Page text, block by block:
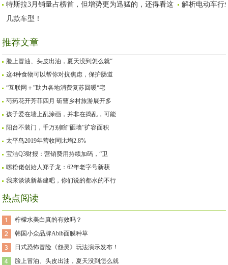
特斯拉3月销量占榜首，但增势更为迅猛的，还得看这
几款车型！
解析电动车行
推荐文章
脸上冒油、头皮出油，夏天没到怎么就“
这4种食物可以帮你对抗焦虑，保护肠道
“互联网＋”助力各地消费复苏回暖“宅
芍药花开芳菲四月 斫曹乡村旅游展开多
孩子爱在墙上乱涂画，并非在捣乱，可能
阳台不装门，千万别瞎“砸墙”扩容面积
太平鸟2019年营收同比增2.8%
宝洁Q3财报：营销费用持续加码，“卫
嗦粉佬创始人郑子龙：62年老字号新获
我来谈谈新基建吧，你们说的都水的不行
热点阅读
柠檬水美白真的有效吗？
韩国小众品牌Abib面膜种草
日式恐怖冒险《怨灵》玩法演示发布！
脸上冒油、头皮出油，夏天没到怎么就